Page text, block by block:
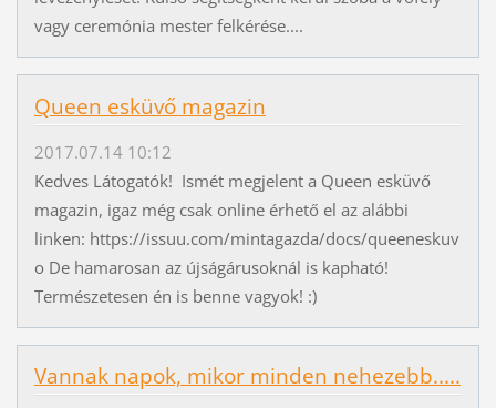
vagy ceremónia mester felkérése....
Queen esküvő magazin
2017.07.14 10:12
Kedves Látogatók! Ismét megjelent a Queen esküvő
magazin, igaz még csak online érhető el az alábbi
linken: https://issuu.com/mintagazda/docs/queeneskuv
o De hamarosan az újságárusoknál is kapható!
Természetesen én is benne vagyok! :)
Vannak napok, mikor minden nehezebb.....